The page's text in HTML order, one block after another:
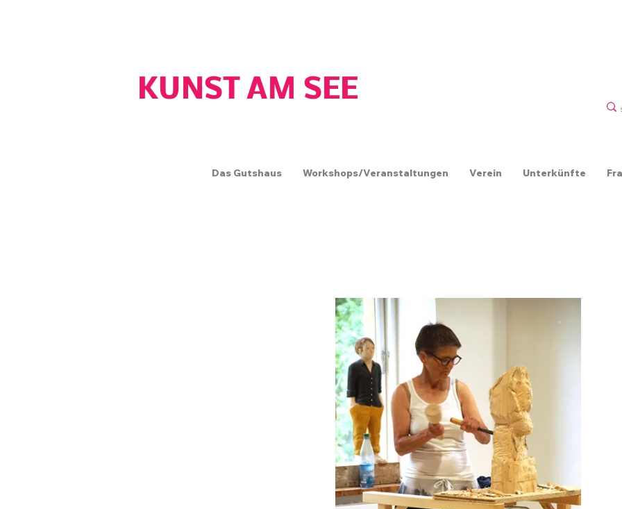
KUNST AM SEE
Das Gutshaus Workshops/Veranstaltungen Verein Unterkünfte